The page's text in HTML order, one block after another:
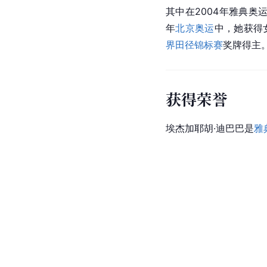
其中在2004年雅典奥
年北京奥运中，她获得
界田径锦标赛奖牌得主
获得荣誉
埃杰加耶胡·迪巴巴是雅